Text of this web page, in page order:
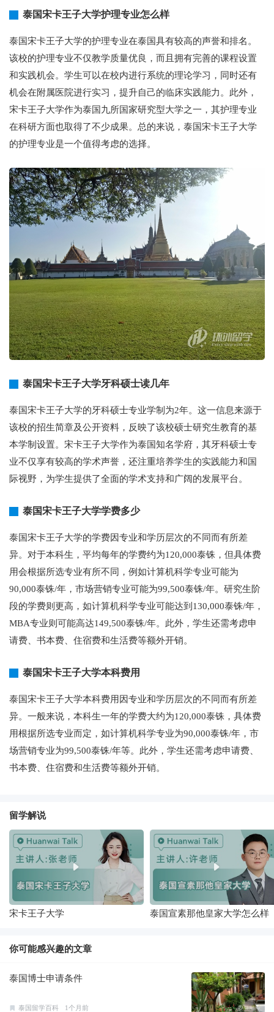
泰国宋卡王子大学护理专业怎么样
泰国宋卡王子大学的护理专业在泰国具有较高的声誉和排名。
该校的护理专业不仅教学质量优良，而且拥有完善的课程设置
和实践机会。学生可以在校内进行系统的理论学习，同时还有
机会在附属医院进行实习，提升自己的临床实践能力。此外，
宋卡王子大学作为泰国九所国家研究型大学之一，其护理专业
在科研方面也取得了不少成果。总的来说，泰国宋卡王子大学
的护理专业是一个值得考虑的选择。
泰国宋卡王子大学牙科硕士读几年
泰国宋卡王子大学的牙科硕士专业学制为2年。这一信息来源于
该校的招生简章及公开资料，反映了该校硕士研究生教育的基
本学制设置。宋卡王子大学作为泰国知名学府，其牙科硕士专
业不仅享有较高的学术声誉，还注重培养学生的实践能力和国
际视野，为学生提供了全面的学术支持和广阔的发展平台。
泰国宋卡王子大学学费多少
泰国宋卡王子大学的学费因专业和学历层次的不同而有所差
异。对于本科生，平均每年的学费约为120,000泰铢，但具体费
用会根据所选专业有所不同，例如计算机科学专业可能为
90,000泰铢/年，市场营销专业可能为99,500泰铢/年。研究生阶
段的学费则更高，如计算机科学专业可能达到130,000泰铢/年，
MBA专业则可能高达149,500泰铢/年。此外，学生还需考虑申
请费、书本费、住宿费和生活费等额外开销。
泰国宋卡王子大学本科费用
泰国宋卡王子大学本科费用因专业和学历层次的不同而有所差
异。一般来说，本科生一年的学费大约为120,000泰铢，具体费
用根据所选专业而定，如计算机科学专业为90,000泰铢/年，市
场营销专业为99,500泰铢/年等。此外，学生还需考虑申请费、
书本费、住宿费和生活费等额外开销。
留学解说
宋卡王子大学 泰国宣素那他皇家大学怎么样
你可能感兴趣的文章
泰国博士申请条件
泰国留学百科 1个月前